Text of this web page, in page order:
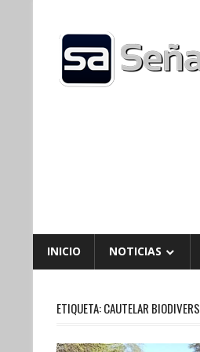
content
INICIO NOTICIAS
ETIQUETA:CAUTELAR